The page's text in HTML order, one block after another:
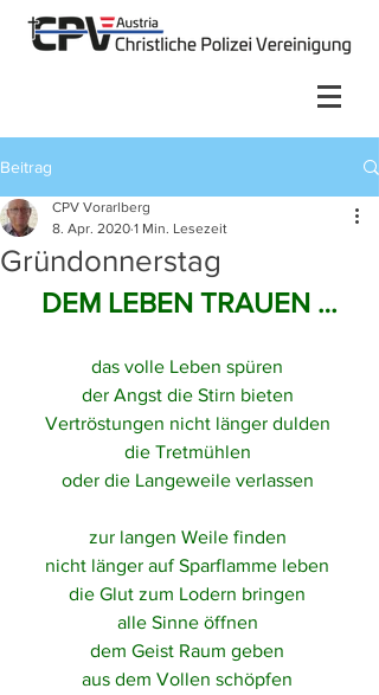
Beitrag
Gründonnerstag
CPV Vorarlberg
8. Apr. 2020 1 Min. Lesezeit
DEM LEBEN TRAUEN …
das volle Leben spüren
der Angst die Stirn bieten
Vertröstungen nicht länger dulden
die Tretmühlen
oder die Langeweile verlassen
zur langen Weile finden
nicht länger auf Sparflamme leben
die Glut zum Lodern bringen
alle Sinne öffnen
dem Geist Raum geben
aus dem Vollen schöpfen